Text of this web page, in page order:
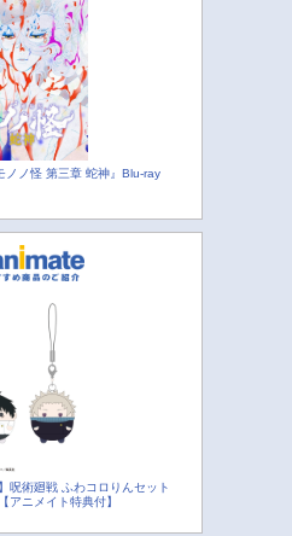
ノノ怪 第三章 蛇神』Blu-ray
呪術廻戦 ふわコロりんセット
アニメイト特典付】